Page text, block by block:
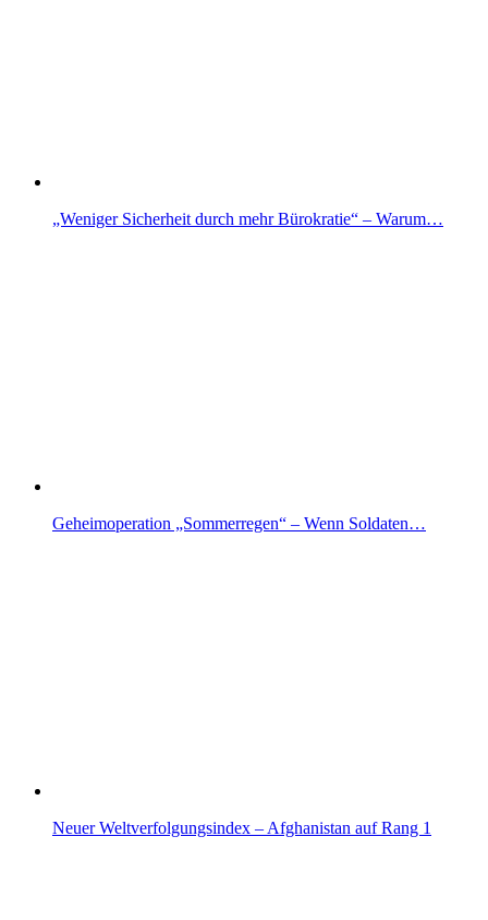
„Weniger Sicherheit durch mehr Bürokratie“ – Warum…
Geheimoperation „Sommerregen“ – Wenn Soldaten…
Neuer Weltverfolgungsindex – Afghanistan auf Rang 1